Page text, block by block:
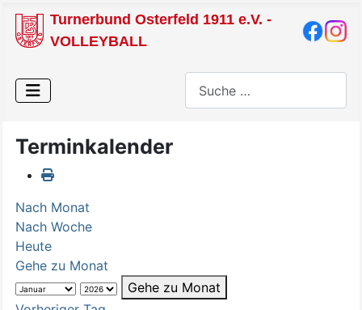
Turnerbund Osterfeld 1911 e.V. -
VOLLEYBALL
Terminkalender
Nach Monat
Nach Woche
Heute
Gehe zu Monat
Gehe zu Monat